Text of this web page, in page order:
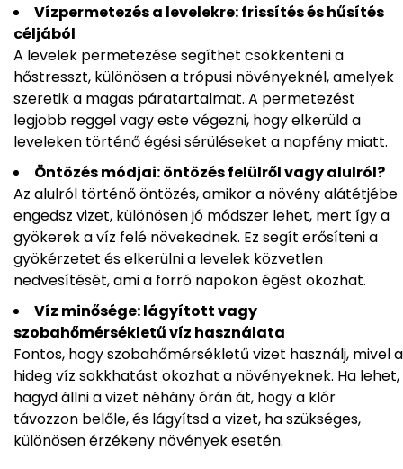
Vízpermetezés a levelekre: frissítés és hűsítés
céljából
A levelek permetezése segíthet csökkenteni a
hőstresszt, különösen a trópusi növényeknél, amelyek
szeretik a magas páratartalmat. A permetezést
legjobb reggel vagy este végezni, hogy elkerüld a
leveleken történő égési sérüléseket a napfény miatt.
Öntözés módjai: öntözés felülről vagy alulról?
Az alulról történő öntözés, amikor a növény alátétjébe
engedsz vizet, különösen jó módszer lehet, mert így a
gyökerek a víz felé növekednek. Ez segít erősíteni a
gyökérzetet és elkerülni a levelek közvetlen
nedvesítését, ami a forró napokon égést okozhat.
Víz minősége: lágyított vagy
szobahőmérsékletű víz használata
Fontos, hogy szobahőmérsékletű vizet használj, mivel a
hideg víz sokkhatást okozhat a növényeknek. Ha lehet,
hagyd állni a vizet néhány órán át, hogy a klór
távozzon belőle, és lágyítsd a vizet, ha szükséges,
különösen érzékeny növények esetén.